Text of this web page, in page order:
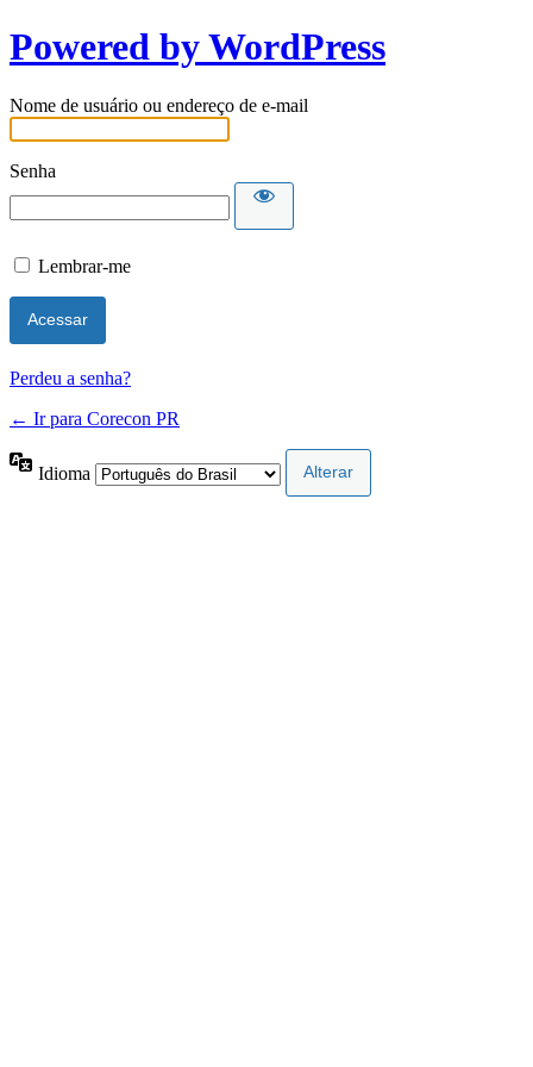
Powered by WordPress
Nome de usuário ou endereço de e-mail
Senha
Lembrar-me
Perdeu a senha?
← Ir para Corecon PR
Idioma